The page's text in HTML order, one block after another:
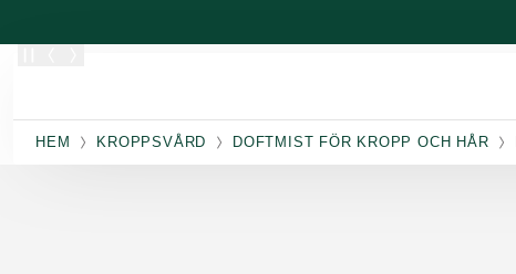
HEM KROPPSVÅRD DOFTMIST FÖR KROPP OCH HÅR